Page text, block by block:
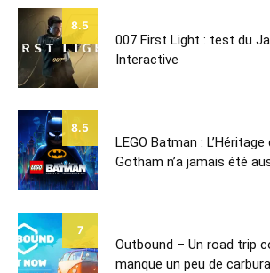
8.5
007 First Light : test du
Interactive
8.5
LEGO Batman :
Gotham n’a jamais été
7
Outbound – Un road trip
manque un peu de